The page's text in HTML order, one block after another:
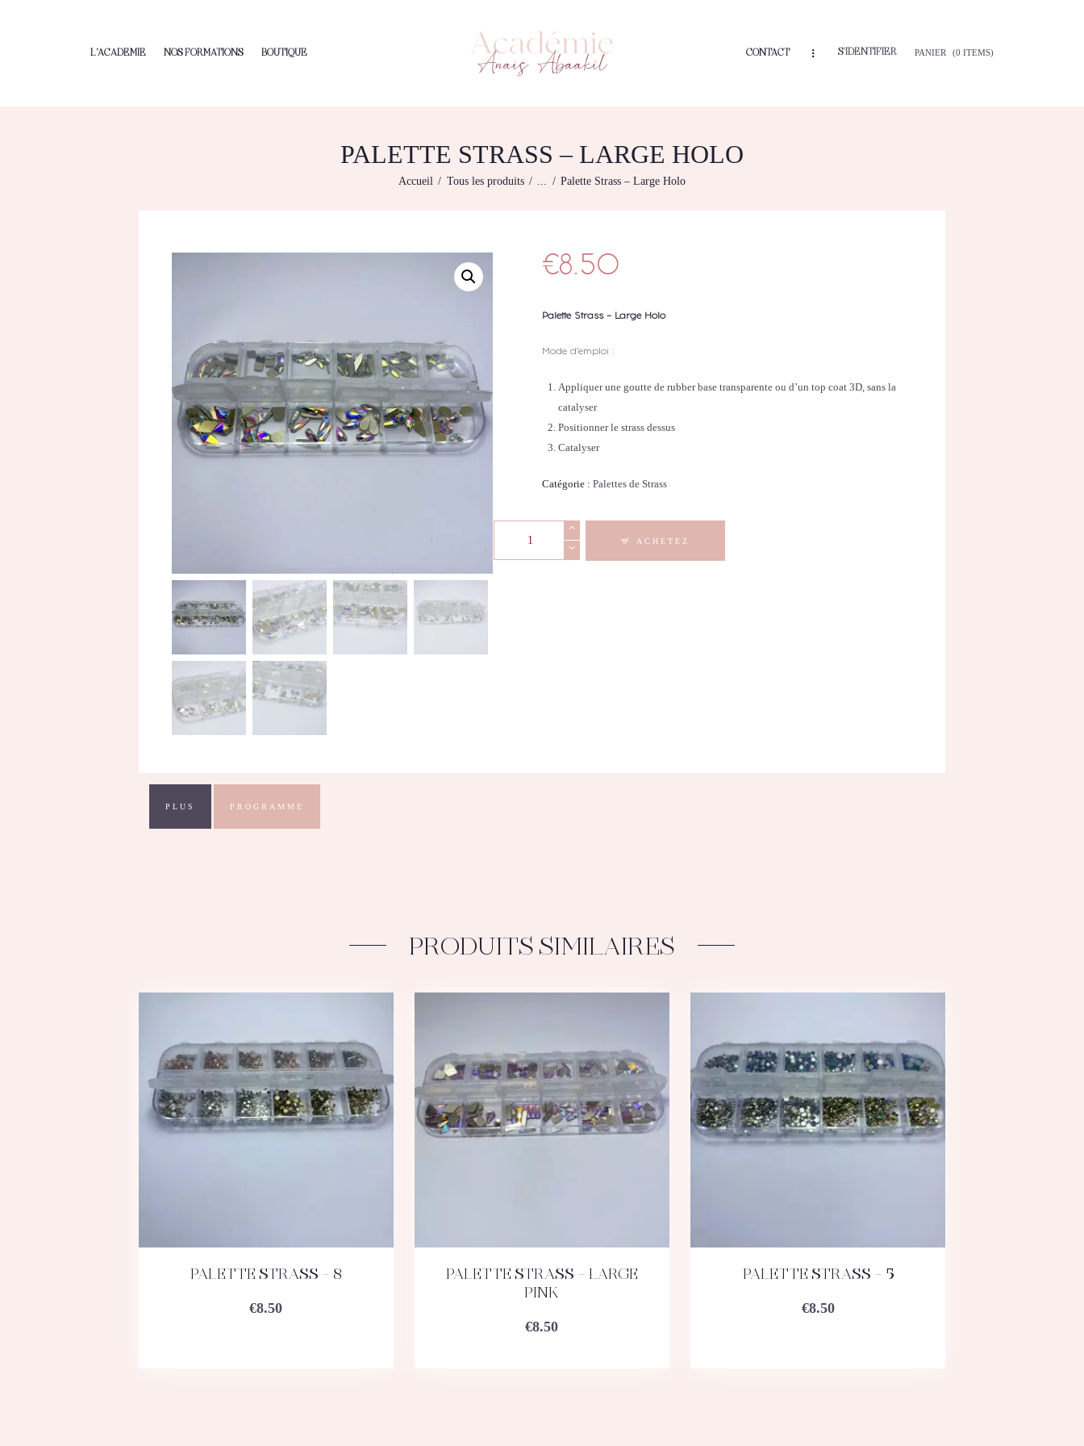
L’ACADEMIE NOS FORMATIONS BOUTIQUE CONTACT S'IDENTIFIER PANIER (0 ITEMS)
PALETTE STRASS – LARGE HOLO
Accueil Tous les produits Palette Strass – Large Holo
ACADÉMIE ANAÏS ABAAKIL
Formation et shop Indigo
NOS FORMATIONS
AGENDA DE
BOUTIQUE
CONTACTEZ-NOUS
MODÈLE
€8.50
Palette Strass – Large Holo
Mode d’emploi :
Appliquer une goutte de rubber base transparente ou d’un top coat 3D, sans la
catalyser
Positionner le strass dessus
Catalyser
Catégorie : Palettes de Strass
ACHETEZ
PLUS PROGRAMME
PRODUITS SIMILAIRES
ACHETEZ DÉTAILS
PALETTE STRASS – 8
€8.50
ACHETEZ DÉTAILS
PALETTE STRASS – LARGE
PINK
€8.50
ACHETEZ DÉTAILS
PALETTE STRASS – 5
€8.50